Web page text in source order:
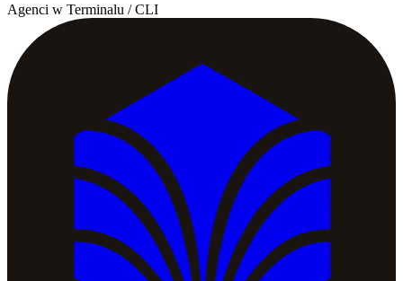
Agenci w Terminalu / CLI